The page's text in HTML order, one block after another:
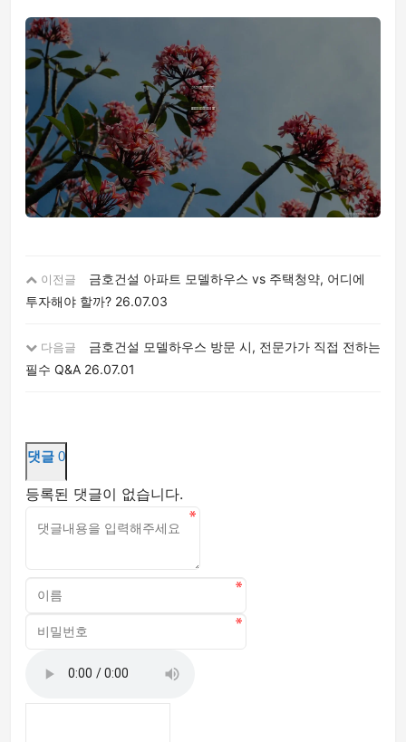
이전글
금호건설 아파트 모델하우스 vs 주택청약, 어디에
투자해야 할까? 26.07.03
다음글
금호건설 모델하우스 방문 시, 전문가가 직접 전하는
필수 Q&A 26.07.01
댓글 0
등록된 댓글이 없습니다.